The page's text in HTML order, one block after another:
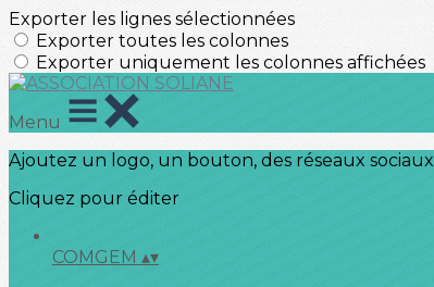
Exporter les lignes sélectionnées
Exporter toutes les colonnes
Exporter uniquement les colonnes affichées
Menu
Ajoutez un logo, un bouton, des réseaux sociaux
Cliquez pour éditer
COMGEM ▴▾